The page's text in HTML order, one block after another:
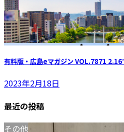
有料版・広島eマガジン VOL.7871 2.16
2023年2月18日
最近の投稿
その他